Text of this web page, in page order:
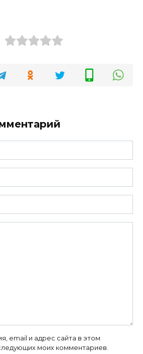
email и адрес сайта в этом
моих комментариев.